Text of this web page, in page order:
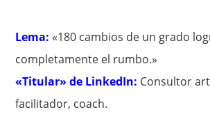
Lema: «180 cambios de un grado
completamente el rumbo.»
«Titular» de LinkedIn: Consultor
facilitador, coach.